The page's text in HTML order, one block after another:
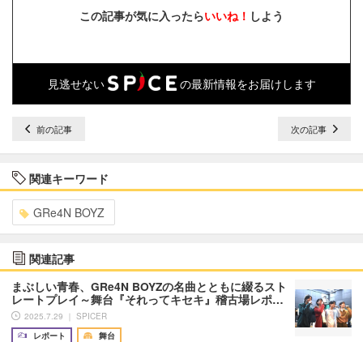
この記事が気に入ったらいいね！ しよう
見逃せない の最新情報をお届けします
前の記事 次の記事
関連キーワード
GRe4N BOYZ
関連記事
まぶしい青春、GRe4N BOYZの名曲とともに綴るスト
レートプレイ～舞台『それってキセキ』稽古場レポ…
2025.7.29 ｜ SPICER
レポート
舞台